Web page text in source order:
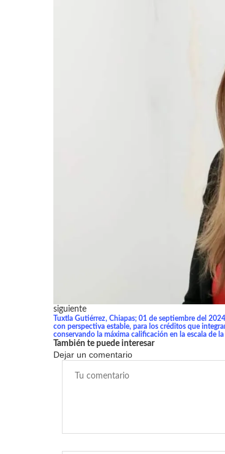
siguiente
Tuxtla Gutiérrez, Chiapas; 01 de septiembre del
con perspectiva estable, para los créditos que
conservando la máxima calificación en la escala de
También te puede interesar
Dejar un comentario